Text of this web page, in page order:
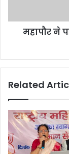
महापौर ने
Related